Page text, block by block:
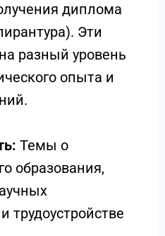
диплома
Эти
разный уровень
опыта и
Темы о
образования,
трудоустройстве